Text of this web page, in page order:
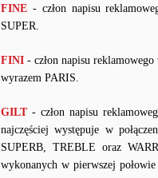
FINE - człon napisu
SUPER.
FINI - człon napisu
wyrazem PARIS.
GILT- człon napisu
najczęściej występuje w
SUPERB, TREBLE oraz
wykonanych w pierwszej